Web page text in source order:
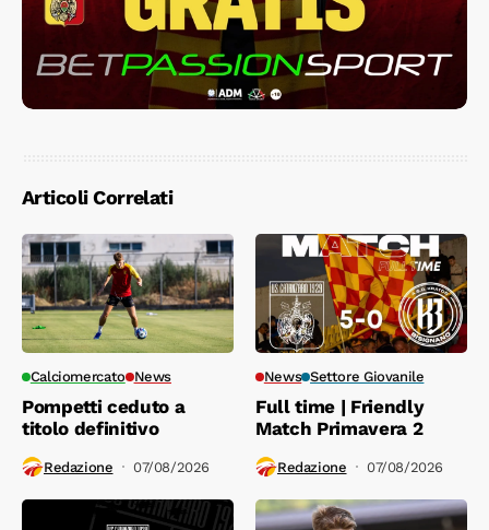
Articoli Correlati
Calciomercato News
Pompetti ceduto a
titolo definitivo
Redazione 07/08/2026
News Settore Giovanile
Full time | Friendly
Match Primavera 2
Redazione 07/08/2026